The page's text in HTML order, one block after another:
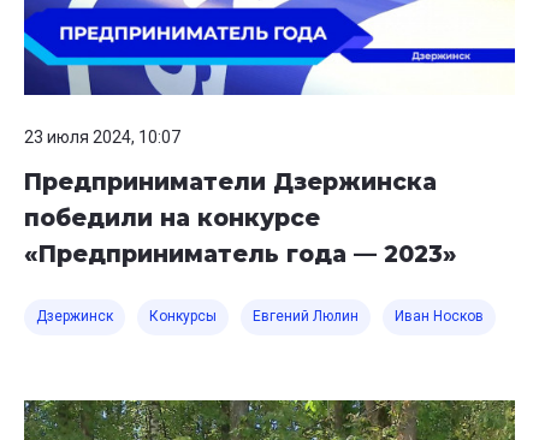
23 июля 2024, 10:07
Предприниматели Дзержинска
победили на конкурсе
«Предприниматель года — 2023»
Дзержинск Конкурсы Евгений Люлин Иван Носков